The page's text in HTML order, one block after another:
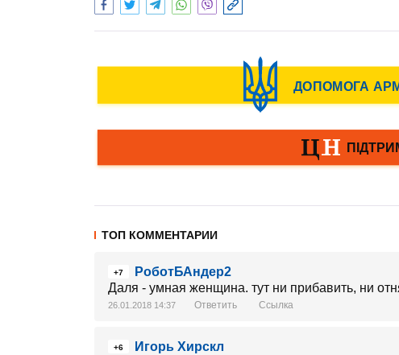
ТОП КОММЕНТАРИИ
+7
РоботБАндер2
Даля - умная женщина. тут ни прибавить, ни
26.01.2018 14:37 Ответить Ссылка
+6
Игорь Хирскл